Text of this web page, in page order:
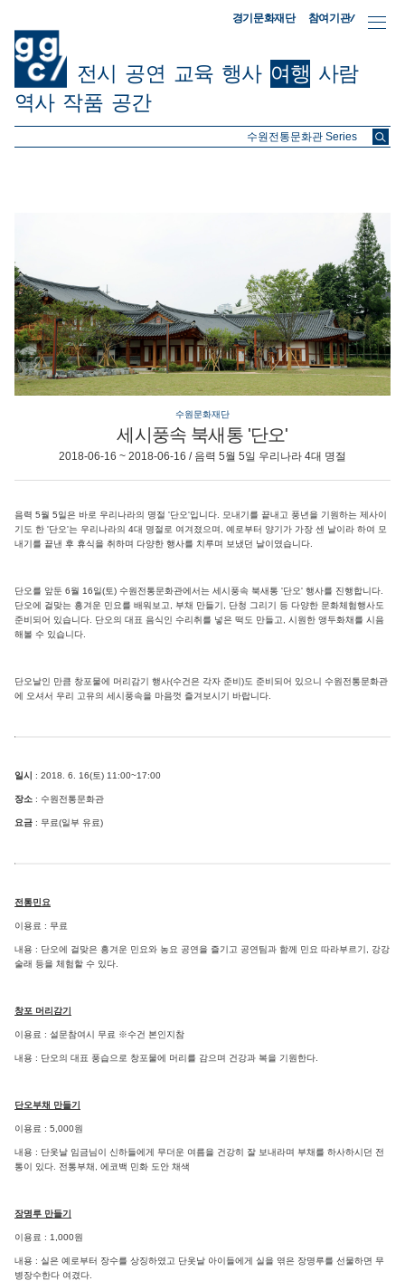
경기문화재단 참여기관/
전시 공연 교육 행사 여행 사람
역사 작품 공간
ggc/
수원문화재단
세시풍속 북새통 '단오'
2018-06-16 ~ 2018-06-16 / 음력 5월 5일 우리나라 4대 명절
음력 5월 5일은 바로 우리나라의 명절 '단오'입니다. 모내기를 끝내고 풍년을 기원하는 제사이
기도 한 '단오'는 우리나라의 4대 명절로 여겨졌으며, 예로부터 양기가 가장 센 날이라 하여 모
내기를 끝낸 후 휴식을 취하며 다양한 행사를 치루며 보냈던 날이였습니다.
단오를 앞둔 6월 16일(토) 수원전통문화관에서는 세시풍속 북새통 '단오' 행사를 진행합니다.
단오에 걸맞는 흥겨운 민요를 배워보고, 부채 만들기, 단청 그리기 등 다양한 문화체험행사도
준비되어 있습니다. 단오의 대표 음식인 수리취를 넣은 떡도 만들고, 시원한 앵두화채를 시음
해볼 수 있습니다.
단오날인 만큼 창포물에 머리감기 행사(수건은 각자 준비)도 준비되어 있으니 수원전통문화관
에 오셔서 우리 고유의 세시풍속을 마음껏 즐겨보시기 바랍니다.
일시 : 2018. 6. 16(토) 11:00~17:00
장소 : 수원전통문화관
요금 : 무료(일부 유료)
전통민요
이용료 : 무료
내용 : 단오에 걸맞은 흥겨운 민요와 농요 공연을 즐기고 공연팀과 함께 민요 따라부르기, 강강
술래 등을 체험할 수 있다.
창포 머리감기
이용료 : 설문참여시 무료 ※수건 본인지참
내용 : 단오의 대표 풍습으로 창포물에 머리를 감으며 건강과 복을 기원한다.
단오부채 만들기
이용료 : 5,000원
내용 : 단옷날 임금님이 신하들에게 무더운 여름을 건강히 잘 보내라며 부채를 하사하시던 전
통이 있다. 전통부채, 에코백 민화 도안 채색
장명루 만들기
이용료 : 1,000원
내용 : 실은 예로부터 장수를 상징하였고 단옷날 아이들에게 실을 엮은 장명루를 선물하면 무
병장수한다 여겼다.